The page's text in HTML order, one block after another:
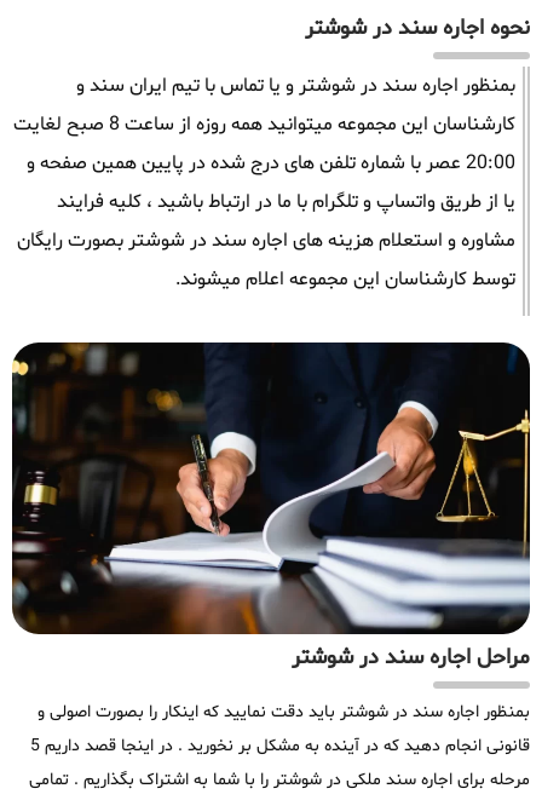
نحوه اجاره سند در شوشتر
بمنظور اجاره سند در شوشتر و یا تماس با تیم ایران سند و
کارشناسان این مجموعه میتوانید همه روزه از ساعت 8 صبح لغایت
20:00 عصر با شماره تلفن های درج شده در پایین همین صفحه و
یا از طریق واتساپ و تلگرام با ما در ارتباط باشید ، کلیه فرایند
مشاوره و استعلام هزینه های اجاره سند در شوشتر بصورت رایگان
توسط کارشناسان این مجموعه اعلام میشوند.
مراحل اجاره سند در شوشتر
بمنظور اجاره سند در شوشتر باید دقت نمایید که اینکار را بصورت اصولی و
قانونی انجام دهید که در آینده به مشکل بر نخورید . در اینجا قصد داریم 5
مرحله برای اجاره سند ملکی در شوشتر را با شما به اشتراک بگذاریم . تمامی